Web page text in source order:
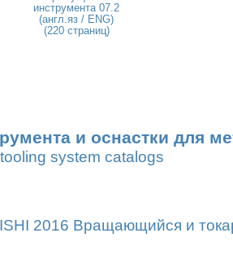
инструмента 07.2
(англ.яз / ENG)
(220 страниц)
и оснастки для
system catalogs
2016 Вращающийся и